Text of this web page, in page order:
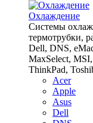
Охлаждение
Системы
термотрубки,
Dell, DNS,
MaxSelect,
ThinkPad,
Acer
Apple
Asus
Dell